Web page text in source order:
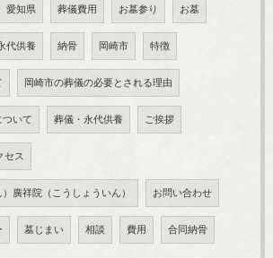
愛知県 葬儀費用 お墓参り お墓
代供養 納骨 岡崎市 特徴
岡崎市の葬儀の必要とされる理由
ついて 葬儀・永代供養 ご挨拶
セス
廣祥院（こうしょういん） お問い合わせ
墓じまい 相談 費用 合同納骨